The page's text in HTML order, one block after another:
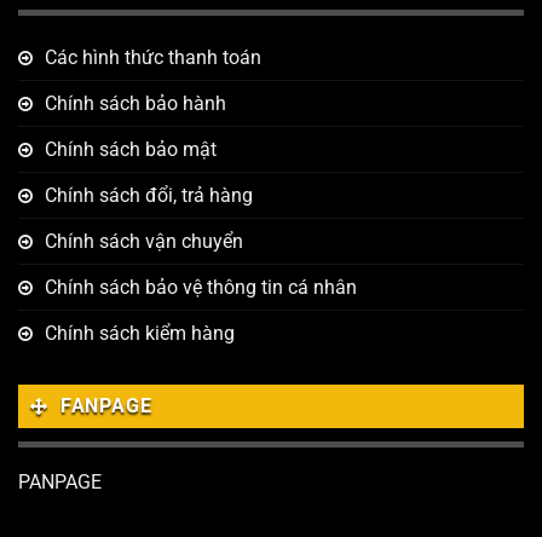
Các hình thức thanh toán
Chính sách bảo hành
Chính sách bảo mật
Chính sách đổi, trả hàng
Chính sách vận chuyển
Chính sách bảo vệ thông tin cá nhân
Chính sách kiểm hàng
FANPAGE
PANPAGE